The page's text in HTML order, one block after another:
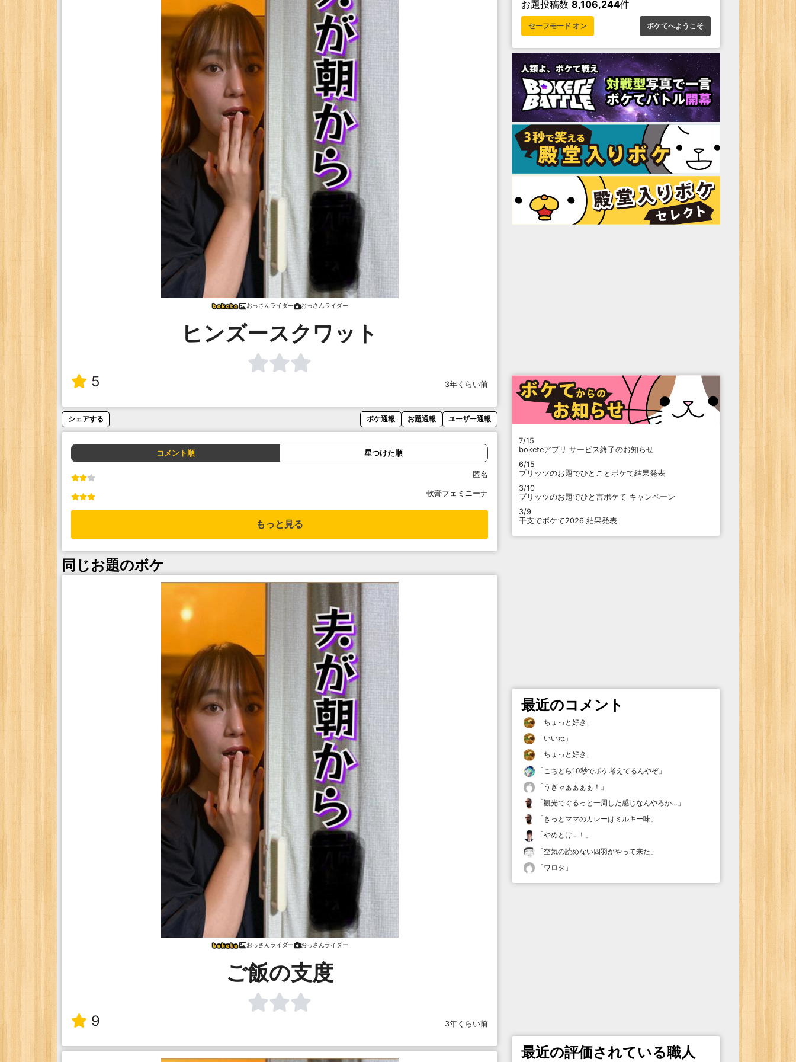
おっさんライダー おっさんライダー
ヒンズースクワット
5 3年くらい前
シェアする ボケ通報 お題通報 ユーザー通報
コメント順 星つけた順
匿名
軟膏フェミニーナ
もっと見る
同じお題のボケ
おっさんライダー おっさんライダー
ご飯の支度
9 3年くらい前
お題投稿数 8,106,244件
セーフモード オン ボケてへようこそ
7/15
boketeアプリ サービス終了のお知らせ
6/15
プリッツのお題でひとことボケて結果発表
3/10
プリッツのお題でひと言ボケて キャンペーン
3/9
干支でボケて2026 結果発表
最近のコメント
「ちょっと好き 」
「いいね 」
「ちょっと好き 」
「 こちとら10秒でボケ考えてるんやぞ」
「 うぎゃぁぁぁぁ！ 」
「観光でぐるっと一周した感じなんやろか… 」
「 きっとママのカレーはミルキー味 」
「やめとけ…！ 」
「空気の読めない四羽がやって来た 」
「ワロタ 」
最近の評価されている職人